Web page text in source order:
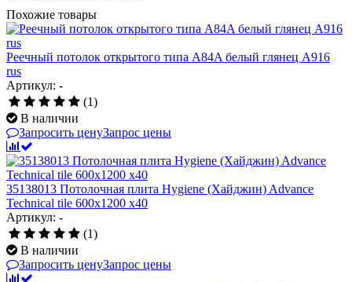
Похожие товары
Реечный потолок открытого типа A84A белый глянец A916
rus
Артикул: -
(1)
В наличии
Запросить ценуЗапрос цены
35138013 Потолочная плита Hygiene (Хайджин) Advance
Technical tile 600x1200 x40
Артикул: -
(1)
В наличии
Запросить ценуЗапрос цены